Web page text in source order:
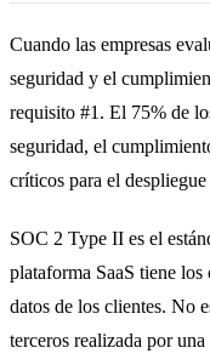
Cuando las empresas
seguridad y el
requisito #1. El 75% de
seguridad, el
críticos para el despliegue
SOC 2 Type II es el
plataforma SaaS tiene los
datos de los clientes. No
terceros realizada por